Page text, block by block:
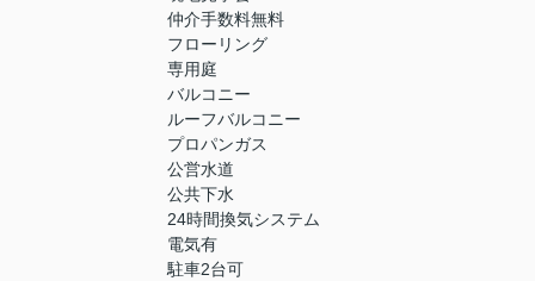
仲介手数料無料
フローリング
専用庭
バルコニー
ルーフバルコニー
プロパンガス
公営水道
公共下水
24時間換気システム
電気有
駐車2台可